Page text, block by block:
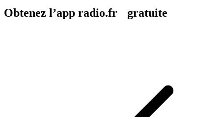
Obtenez l’app radio.fr gratuite